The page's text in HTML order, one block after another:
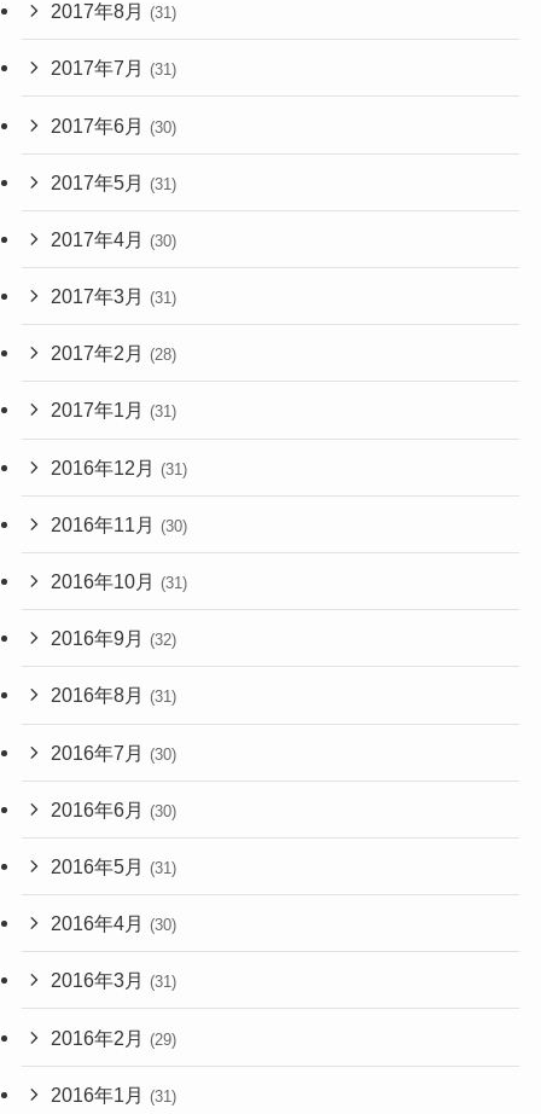
2017年8月 (31)
2017年7月 (31)
2017年6月 (30)
2017年5月 (31)
2017年4月 (30)
2017年3月 (31)
2017年2月 (28)
2017年1月 (31)
2016年12月 (31)
2016年11月 (30)
2016年10月 (31)
2016年9月 (32)
2016年8月 (31)
2016年7月 (30)
2016年6月 (30)
2016年5月 (31)
2016年4月 (30)
2016年3月 (31)
2016年2月 (29)
2016年1月 (31)